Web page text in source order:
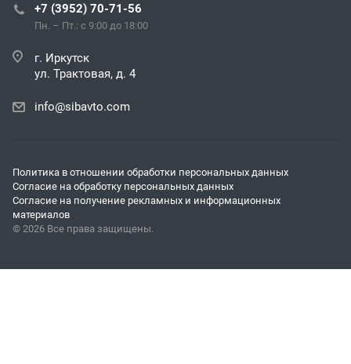
+7 (3952) 70-71-56
Пн. – Пт.: с 9:00 до 18:00
г. Иркутск
ул. Трактовая, д. 4
info@sibavto.com
Политика в отношении обработки персональных данных
Согласие на обработку персональных данных
Согласие на получение рекламных и информационных
материалов
© 2026 Все права защищены.